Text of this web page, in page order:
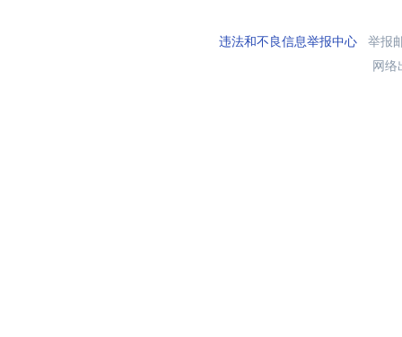
违法和不良信息举报中心举报
网